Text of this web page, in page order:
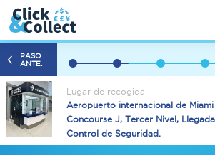
PASO
ANTE.
Lugar de recogida
Aeropuerto internacional de Miami
Concourse J, Tercer Nivel,
Control de Seguridad.